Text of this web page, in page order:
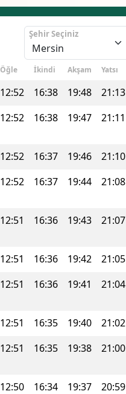
Şehir Seçiniz
Öğle İkindi Akşam Yatsı
12:52 16:38 19:48
21:13
12:52 16:38 19:47 21:11
12:52 16:37 19:46
21:10
12:52 16:37 19:44 21:08
12:51 16:36 19:43 21:07
12:51 16:36 19:42
21:05
12:51 16:36 19:41 21:04
12:51 16:35 19:40
21:02
12:51 16:35 19:38 21:00
12:50 16:34 19:37
20:59